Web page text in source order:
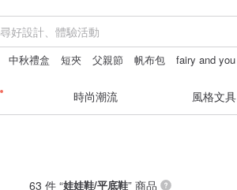
中秋禮盒 短夾 父親節 帆布包 fairy and you
時尚潮流 風格文具
63 件 “娃娃鞋/平底鞋” 商品